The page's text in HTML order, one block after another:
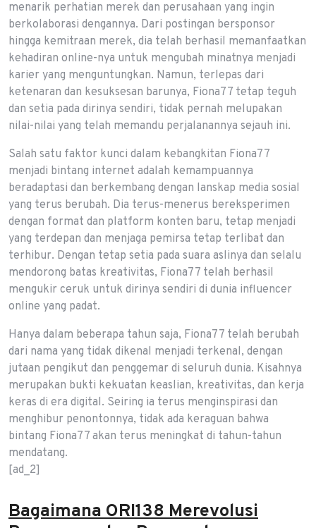
menarik perhatian merek dan perusahaan yang ingin
berkolaborasi dengannya. Dari postingan bersponsor
hingga kemitraan merek, dia telah berhasil memanfaatkan
kehadiran online-nya untuk mengubah minatnya menjadi
karier yang menguntungkan. Namun, terlepas dari
ketenaran dan kesuksesan barunya, Fiona77 tetap teguh
dan setia pada dirinya sendiri, tidak pernah melupakan
nilai-nilai yang telah memandu perjalanannya sejauh ini.
Salah satu faktor kunci dalam kebangkitan Fiona77
menjadi bintang internet adalah kemampuannya
beradaptasi dan berkembang dengan lanskap media sosial
yang terus berubah. Dia terus-menerus bereksperimen
dengan format dan platform konten baru, tetap menjadi
yang terdepan dan menjaga pemirsa tetap terlibat dan
terhibur. Dengan tetap setia pada suara aslinya dan selalu
mendorong batas kreativitas, Fiona77 telah berhasil
mengukir ceruk untuk dirinya sendiri di dunia influencer
online yang padat.
Hanya dalam beberapa tahun saja, Fiona77 telah berubah
dari nama yang tidak dikenal menjadi terkenal, dengan
jutaan pengikut dan penggemar di seluruh dunia. Kisahnya
merupakan bukti kekuatan keaslian, kreativitas, dan kerja
keras di era digital. Seiring ia terus menginspirasi dan
menghibur penontonnya, tidak ada keraguan bahwa
bintang Fiona77 akan terus meningkat di tahun-tahun
mendatang.
[ad_2]
Bagaimana ORI138 Merevolusi